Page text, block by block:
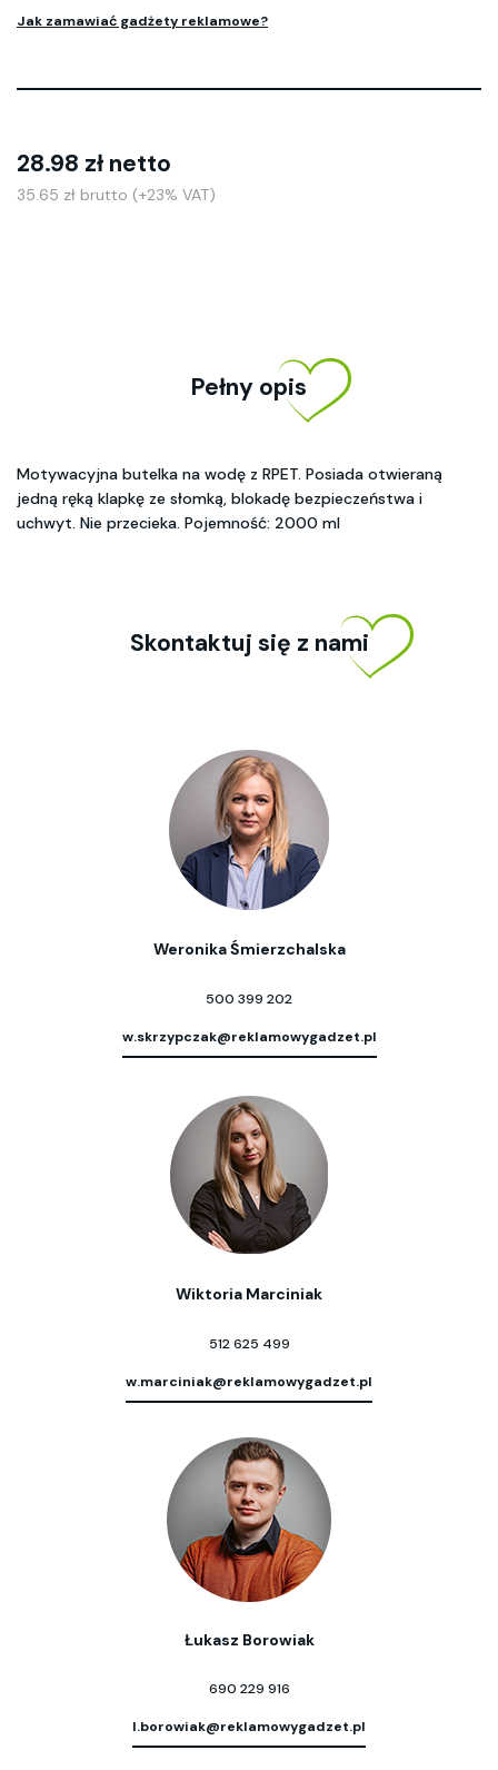
Jak zamawiać gadżety reklamowe?
28.98 zł netto
35.65 zł brutto (+23% VAT)
Pełny opis
Motywacyjna butelka na wodę z RPET. Posiada otwieraną
jedną ręką klapkę ze słomką, blokadę bezpieczeństwa i
uchwyt. Nie przecieka. Pojemność: 2000 ml
Skontaktuj się z nami
Weronika Śmierzchalska
500 399 202
w.skrzypczak@reklamowygadzet.pl
Wiktoria Marciniak
512 625 499
w.marciniak@reklamowygadzet.pl
Łukasz Borowiak
690 229 916
l.borowiak@reklamowygadzet.pl